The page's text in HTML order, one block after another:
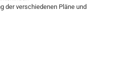
der verschiedenen Pläne und